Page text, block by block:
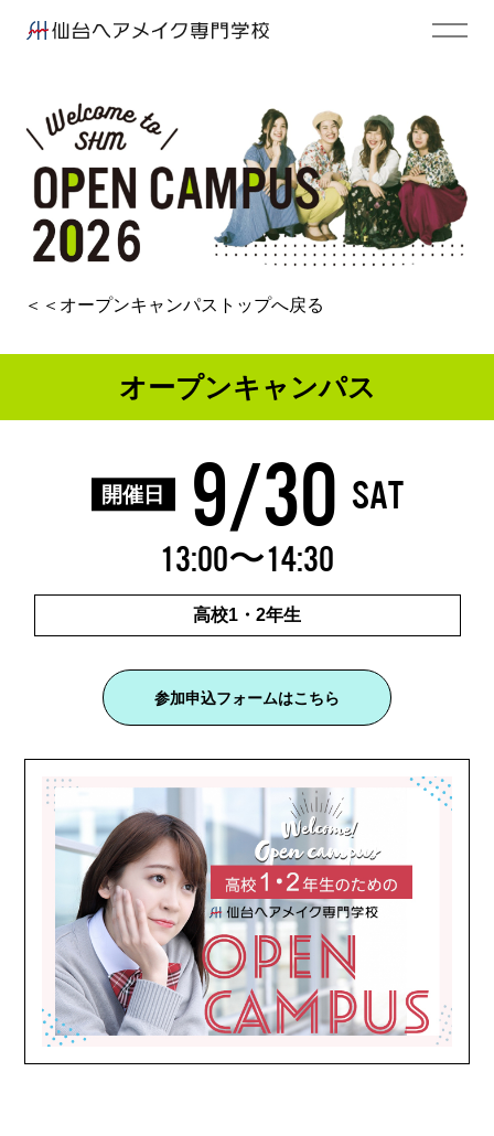
＜＜ オープンキャンパストップへ戻る
オープンキャンパス
9/30 SAT
13:00〜14:30
高校1・2年生
参加申込フォームはこちら